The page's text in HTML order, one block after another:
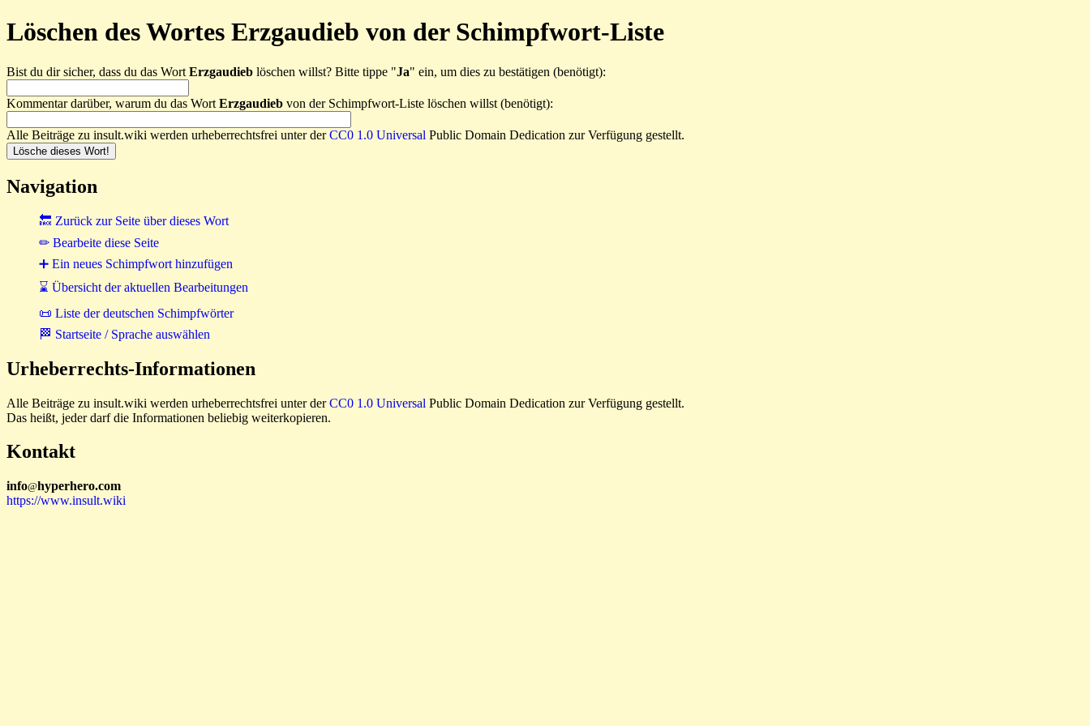
Löschen des Wortes Erzgaudieb von der Schimpfwort-Liste
Bist du dir sicher, dass du das Wort Erzgaudieb löschen willst? Bitte tippe "Ja" ein, um dies zu bestätigen (benötigt):
Kommentar darüber, warum du das Wort Erzgaudieb von der Schimpfwort-Liste löschen willst (benötigt):
Alle Beiträge zu insult.wiki werden urheberrechtsfrei unter derCC0 1.0 Universal Public Domain Dedication zur Verfügung gestellt.
Navigation
🔙 Zurück zur Seite über dieses Wort
✏ Bearbeite diese Seite
➕ Ein neues Schimpfwort hinzufügen
⌛ Übersicht der aktuellen Bearbeitungen
📜 Liste der deutschen Schimpfwörter
🏁 Startseite / Sprache auswählen
Urheberrechts-Informationen
Alle Beiträge zu insult.wiki werden urheberrechtsfrei unter derCC0 1.0 Universal Public Domain Dedication zur Verfügung gestellt.
Das heißt, jeder darf die Informationen beliebig weiterkopieren.
Kontakt
info@hyperhero.com
https://www.insult.wiki